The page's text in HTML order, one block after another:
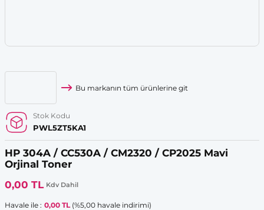
Bu markanın tüm ürünlerine git
Stok Kodu
PWL5ZT5KA1
HP 304A / CC530A / CM2320 / CP2025 Mavi
Orjinal Toner
0,00 TL Kdv Dahil
Havale ile : 0,00 TL(%5,00 havale indirimi)